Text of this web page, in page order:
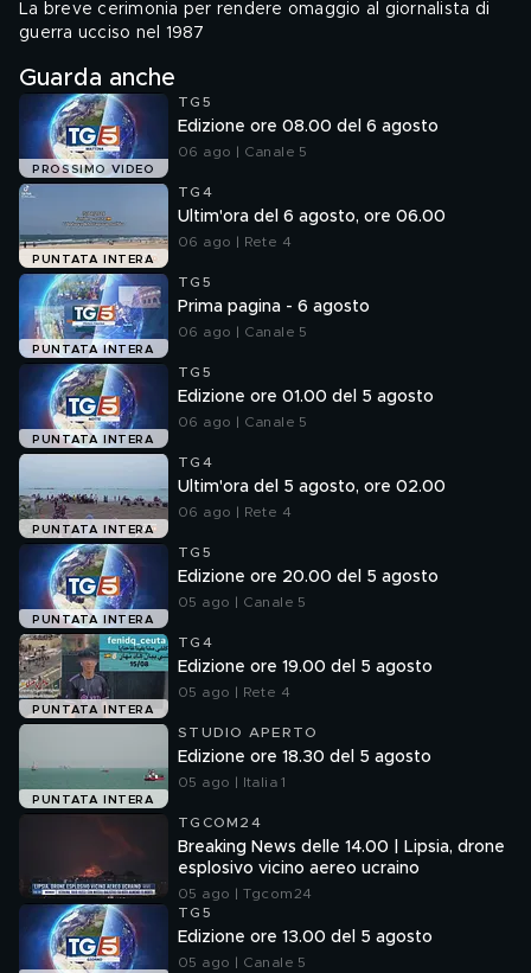
La breve cerimonia per rendere omaggio al giornalista di
guerra ucciso nel 1987
Guarda anche
PROSSIMO VIDEO
TG5
Edizione ore 08.00 del 6 agosto
06 ago | Canale 5
PUNTATA INTERA
TG4
Ultim'ora del 6 agosto, ore 06.00
06 ago | Rete 4
PUNTATA INTERA
TG5
Prima pagina - 6 agosto
06 ago | Canale 5
PUNTATA INTERA
TG5
Edizione ore 01.00 del 5 agosto
06 ago | Canale 5
PUNTATA INTERA
TG4
Ultim'ora del 5 agosto, ore 02.00
06 ago | Rete 4
PUNTATA INTERA
TG5
Edizione ore 20.00 del 5 agosto
05 ago | Canale 5
PUNTATA INTERA
TG4
Edizione ore 19.00 del 5 agosto
05 ago | Rete 4
PUNTATA INTERA
STUDIO APERTO
Edizione ore 18.30 del 5 agosto
05 ago | Italia 1
TGCOM24
Breaking News delle 14.00 | Lipsia, drone
esplosivo vicino aereo ucraino
05 ago | Tgcom24
TG5
Edizione ore 13.00 del 5 agosto
05 ago | Canale 5